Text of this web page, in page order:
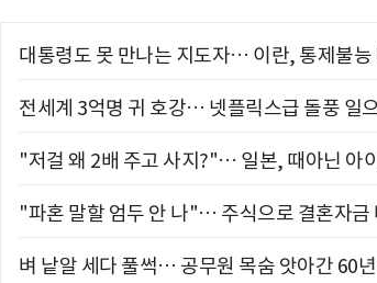
대통령도 못 만나는 지도자… 이란, 통제불능
전세계 3억명 귀 호강… 넷플릭스급 돌풍 일
"저걸 왜 2배 주고 사지?"… 일본, 때아닌 아
"파혼 말할 엄두 안 나"… 주식으로 결혼자금
벼 낱알 세다 풀썩… 공무원 목숨 앗아간 60